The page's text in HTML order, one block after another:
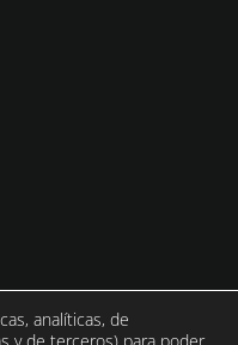
analíticas, de